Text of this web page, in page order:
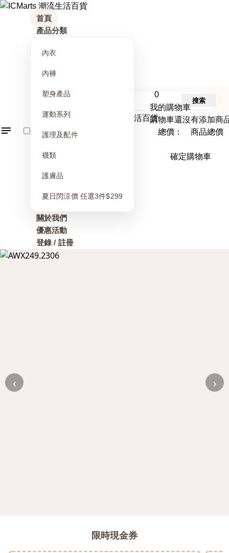
首頁
產品分類
內衣
內褲
塑身產品
運動系列
護理及配件
襪類
護膚品
夏日閃涼價 任選3件$299
關於我們
優惠活動
登錄 / 註冊
0
我的購物車
購物車還沒有添加商
總價： 商品總價
確定購物車
搜索
‹ ›
限時現金券